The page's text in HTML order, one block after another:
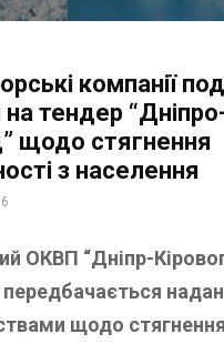
компанії
тендер
щодо стягнення
з населення
ОКВП “Дніпр-
щодо стягнення